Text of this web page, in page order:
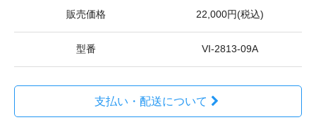
販売価格 22,000円(税込)
型番 VI-2813-09A
支払い・配送について